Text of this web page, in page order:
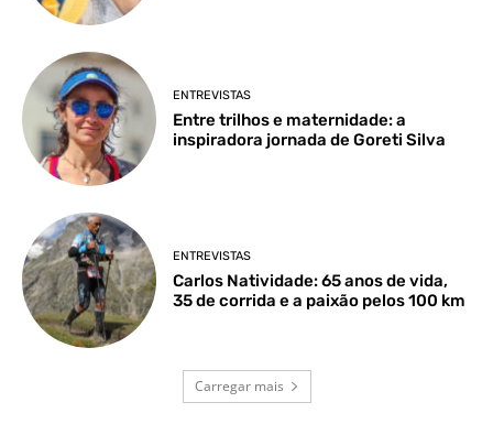
ENTREVISTAS
Entre trilhos e maternidade: a
inspiradora jornada de Goreti Silva
ENTREVISTAS
Carlos Natividade: 65 anos de vida,
35 de corrida e a paixão pelos 100 km
Carregar mais